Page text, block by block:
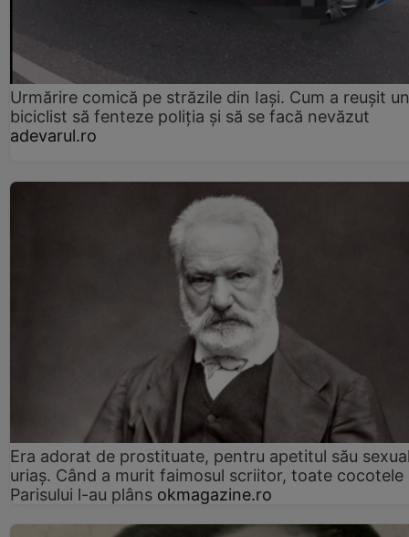
Urmărire comică pe străzile din Iași. Cum a reușit un
biciclist să fenteze poliția și să se facă nevăzut
adevarul.ro
Era adorat de prostituate, pentru apetitul său
uriaș. Când a murit faimosul scriitor, toate cocotele
Parisului l-au plâns okmagazine.ro